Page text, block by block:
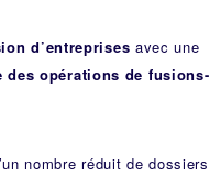
d’entreprises avec une
des opérations de fusions-
nombre réduit de dossiers